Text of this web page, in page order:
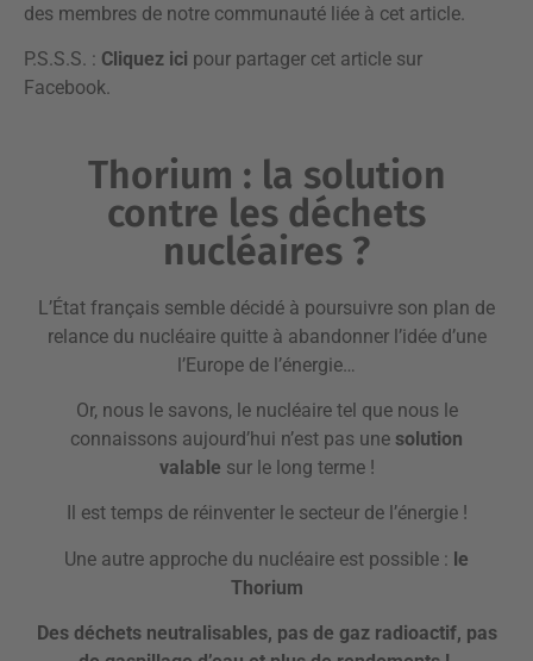
des membres de notre communauté liée à cet article.
P.S.S.S. : Cliquez ici pour partager cet article sur
Facebook.
Thorium : la solution
contre les déchets
nucléaires ?
L’État français semble décidé à poursuivre son plan de
relance du nucléaire quitte à abandonner l’idée d’une
l’Europe de l’énergie…
Or, nous le savons, le nucléaire tel que nous le
connaissons aujourd’hui n’est pas une solution
valable sur le long terme !
Il est temps de réinventer le secteur de l’énergie !
Une autre approche du nucléaire est possible : le
Thorium
Des déchets neutralisables, pas de gaz radioactif, pas